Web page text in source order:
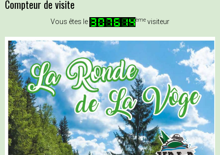
Compteur de visite
Vous êtes le ème visiteur